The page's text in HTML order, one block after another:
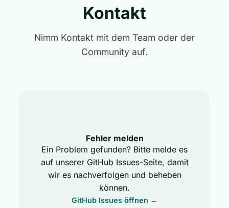
Kontakt
Nimm Kontakt mit dem Team oder der
Community auf.
Fehler melden
Ein Problem gefunden? Bitte melde es
auf unserer GitHub Issues-Seite, damit
wir es nachverfolgen und beheben
können.
GitHub Issues öffnen →